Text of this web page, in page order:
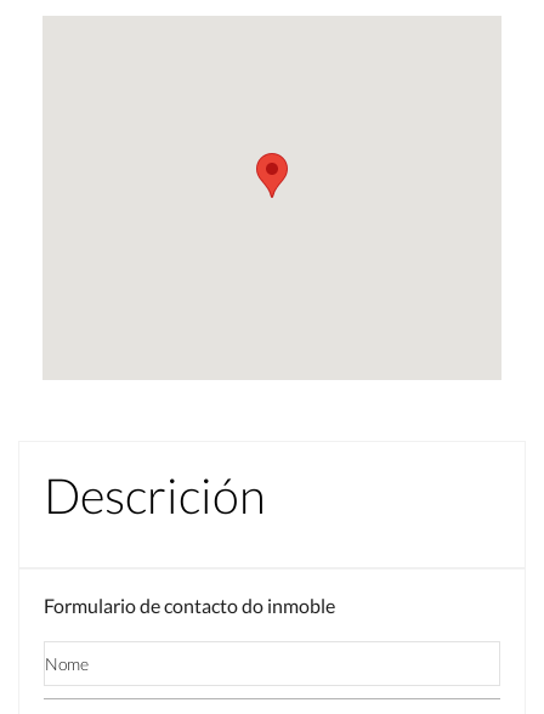
Descrición
Formulario de contacto do inmoble